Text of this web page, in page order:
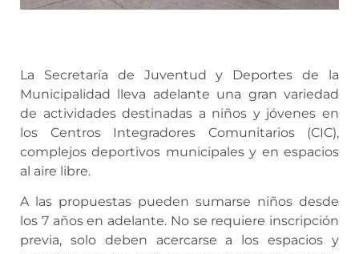
La Secretaría de Juventud y Deportes de la
Municipalidad lleva adelante una gran variedad
de actividades destinadas a niños y jóvenes en
los Centros Integradores Comunitarios (CIC),
complejos deportivos municipales y en espacios
al aire libre.
A las propuestas pueden sumarse niños desde
los 7 años en adelante. No se requiere inscripción
previa, solo deben acercarse a los espacios y